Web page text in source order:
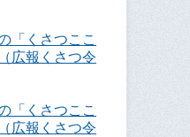
「くさつここ
広報くさつ令
「くさつここ
広報くさつ令